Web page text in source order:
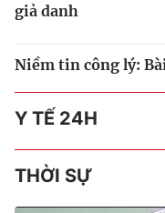
giả danh
Niềm tin công lý:
Y TẾ 24H
THỜI SỰ